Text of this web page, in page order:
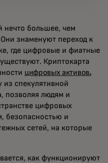
нечто большее, чем
знаменуют переход к
где цифровые и фиатные
Криптокарта
цифровых активов.
спекулятивной
позволяя людям и
цифровых
безопасностью и
сетей, на которые
как функционируют